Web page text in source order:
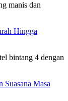
manis dan
Hingga
bintang 4 dengan
Suasana Masa